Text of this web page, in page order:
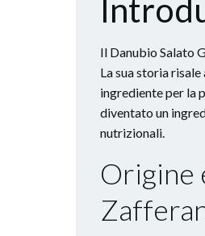
Il Danubio Salato
La sua storia
ingrediente per la
diventato un
nutrizionali.
Origine